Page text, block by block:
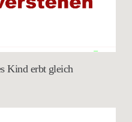
Kind erbt gleich